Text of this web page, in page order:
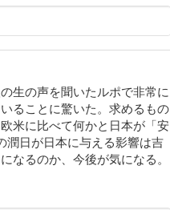
生の声を聞いたルポで非常に
ることに驚いた。求めるもの
米に比べて何かと日本が「安
潤日が日本に与える影響は吉
なるのか、今後が気になる。